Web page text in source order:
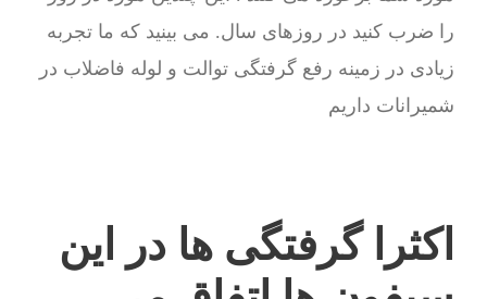
را ضرب کنید در روزهای سال. می بینید که ما تجربه
زیادی در زمینه رفع گرفتگی توالت و لوله فاضلاب در
شمیرانات داریم
اکثرا گرفتگی ها در این